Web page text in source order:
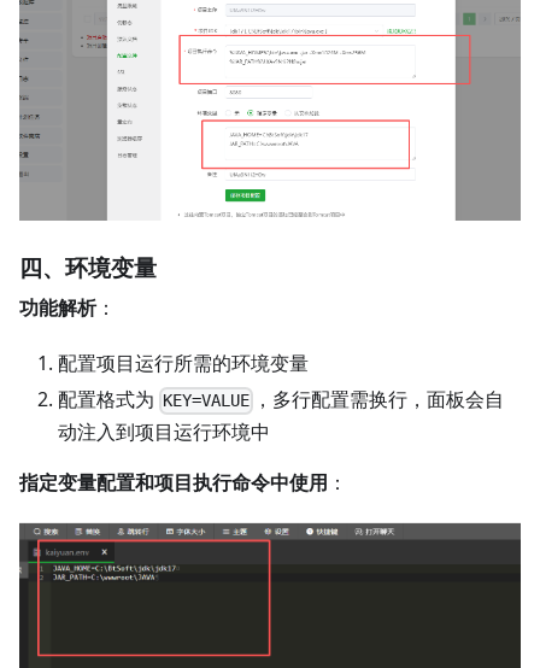
四、环境变量
功能解析：
配置项目运行所需的环境变量
配置格式为 KEY=VALUE
，多行配置需换行，面板会自
动注入到项目运行环境中
指定变量配置和项目执行命令中使用 ：